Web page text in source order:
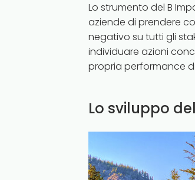
Lo strumento del B
aziende di prendere
negativo su tutti gli
individuare azioni
propria performance
Lo sviluppo